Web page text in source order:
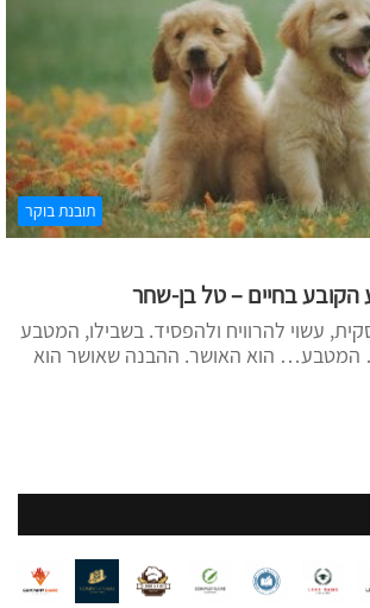
תובנת בוקר
בחיים – טל בן-שחר
עשוי להרוויח ולהפסיד. בשבילו, המטבע
המטבע… הוא האושר. ההבנה שאושר הוא